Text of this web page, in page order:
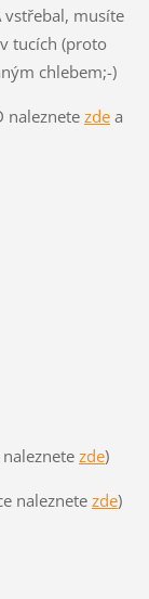
vstřebal, musíte
tucích (proto
chlebem;-)
naleznete zdea
zde)
naleznete zde)